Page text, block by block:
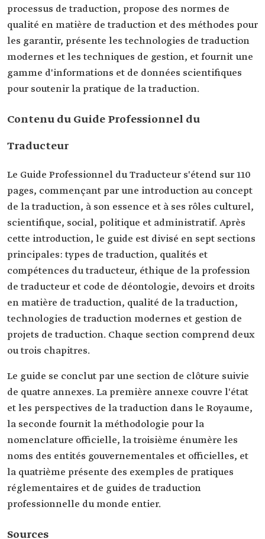
processus de traduction, propose des normes de
qualité en matière de traduction et des méthodes pour
les garantir, présente les technologies de traduction
modernes et les techniques de gestion, et fournit une
gamme d'informations et de données scientifiques
pour soutenir la pratique de la traduction.
Contenu du Guide Professionnel du
Traducteur
Le Guide Professionnel du Traducteur s'étend sur 110
pages, commençant par une introduction au concept
de la traduction, à son essence et à ses rôles culturel,
scientifique, social, politique et administratif. Après
cette introduction, le guide est divisé en sept sections
principales: types de traduction, qualités et
compétences du traducteur, éthique de la profession
de traducteur et code de déontologie, devoirs et droits
en matière de traduction, qualité de la traduction,
technologies de traduction modernes et gestion de
projets de traduction. Chaque section comprend deux
ou trois chapitres.
Le guide se conclut par une section de clôture suivie
de quatre annexes. La première annexe couvre l'état
et les perspectives de la traduction dans le Royaume,
la seconde fournit la méthodologie pour la
nomenclature officielle, la troisième énumère les
noms des entités gouvernementales et officielles, et
la quatrième présente des exemples de pratiques
réglementaires et de guides de traduction
professionnelle du monde entier.
Sources